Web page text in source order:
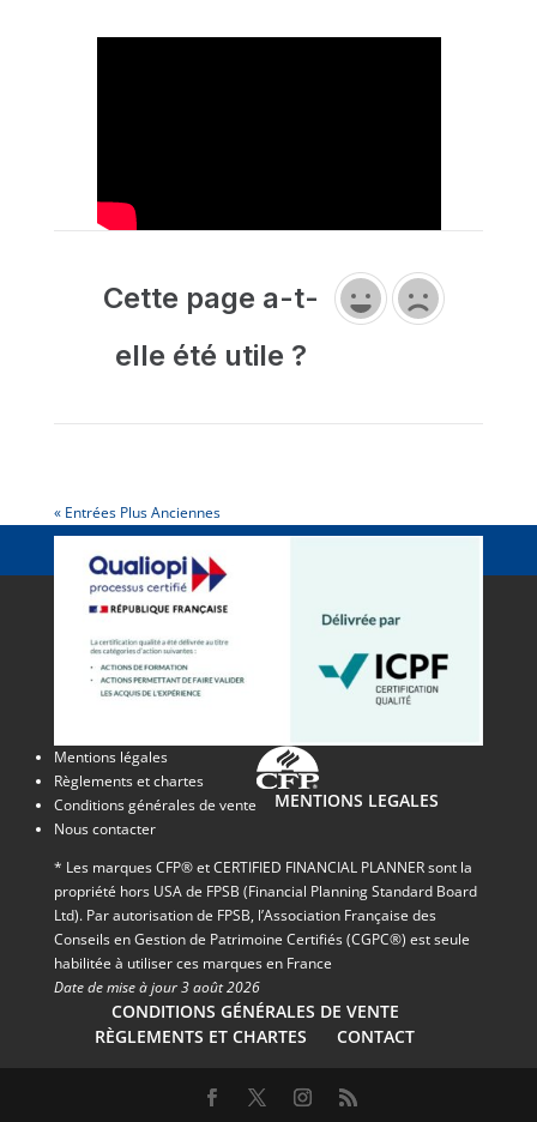
Cette page a-t-
elle été utile ?
« Entrées Plus Anciennes
Mentions légales
Règlements et chartes
Conditions générales de vente
Nous contacter
* Les marques CFP® et CERTIFIED FINANCIAL PLANNER sont la
propriété hors USA de FPSB (Financial Planning Standard Board
Ltd). Par autorisation de FPSB, l’Association Française des
Conseils en Gestion de Patrimoine Certifiés (CGPC®) est seule
habilitée à utiliser ces marques en France
Date de mise à jour 3 août 2026
MENTIONS LEGALES
CONDITIONS GÉNÉRALES DE VENTE
RÈGLEMENTS ET CHARTES
CONTACT